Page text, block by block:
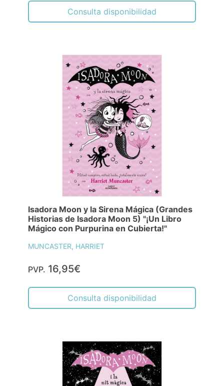
Consulta disponibilidad
Isadora Moon y la Sirena Mágica (Grandes
Historias de Isadora Moon 5) "¡Un Libro
Mágico con Purpurina en Cubierta!"
MUNCASTER, HARRIET
PVP. 16,95€
Consulta disponibilidad